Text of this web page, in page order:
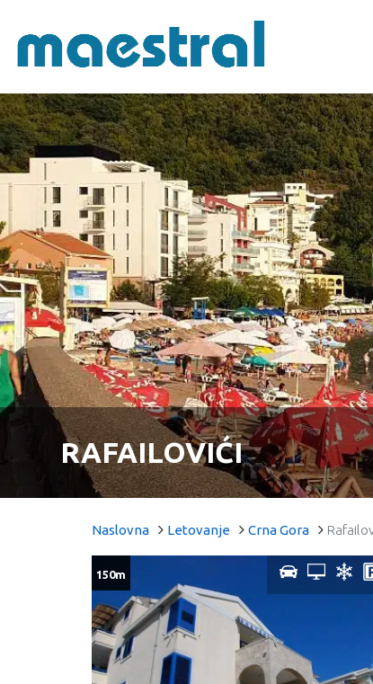
RAFAILOVIĆI
Naslovna Letovanje Crna Gora
150m